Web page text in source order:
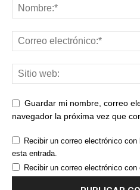
Guardar mi nombre, correo
navegador la próxima vez que
Recibir un correo electrónico
esta entrada.
Recibir un correo electrónico